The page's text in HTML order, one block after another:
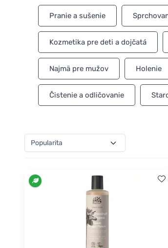
výrobkov.
Pranie a sušenie
Kozmetika pre deti a dojčatá
Najmä pre mužov Holenie
Čistenie a odličovanie